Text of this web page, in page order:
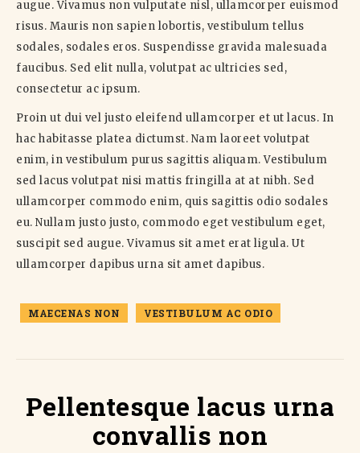
augue. Vivamus non vulputate nisl, ullamcorper euismod
risus. Mauris non sapien lobortis, vestibulum tellus
sodales, sodales eros. Suspendisse gravida malesuada
faucibus. Sed elit nulla, volutpat ac ultricies sed,
consectetur ac ipsum.
Proin ut dui vel justo eleifend ullamcorper et ut lacus. In
hac habitasse platea dictumst. Nam laoreet volutpat
enim, in vestibulum purus sagittis aliquam. Vestibulum
sed lacus volutpat nisi mattis fringilla at at nibh. Sed
ullamcorper commodo enim, quis sagittis odio sodales
eu. Nullam justo justo, commodo eget vestibulum eget,
suscipit sed augue. Vivamus sit amet erat ligula. Ut
ullamcorper dapibus urna sit amet dapibus.
MAECENAS NON VESTIBULUM AC ODIO
Pellentesque lacus urna
convallis non